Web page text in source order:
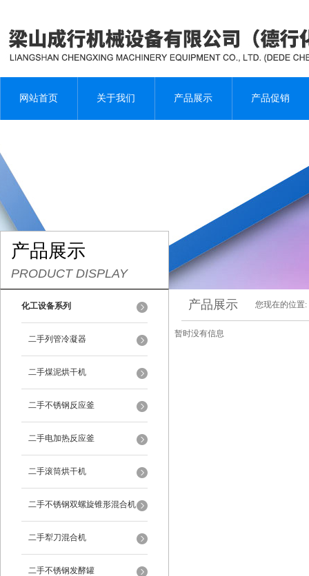
网站首页 关于我们 产品展示 产品促销
产品展示
PRODUCT DISPLAY
化工设备系列
二手列管冷凝器
二手煤泥烘干机
二手不锈钢反应釜
二手电加热反应釜
二手滚筒烘干机
二手不锈钢双螺旋锥形混合机
二手犁刀混合机
二手不锈钢发酵罐
产品展示 您现在的位置:
暂时没有信息